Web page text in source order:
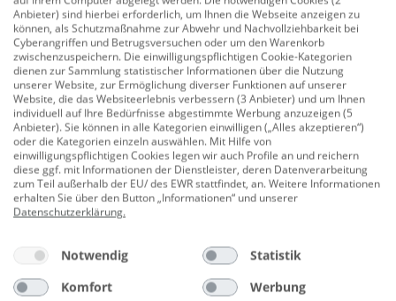
Rothenberger Rohrabschneider
MiniCut II 6-22 mm
12,89 €
Rothenberger Schraublocher 32 mm,
rund
21,79 €
Anbieter) sind hierbei erforderlich, um Ihnen die Webseite anzeigen zu
können, als Schutzmaßnahme zur Abwehr und Nachvollziehbarkeit bei
Cyberangriffen und Betrugsversuchen oder um den Warenkorb
zwischenzuspeichern. Die einwilligungspflichtigen Cookie-Kategorien
dienen zur Sammlung statistischer Informationen über die Nutzung
unserer Website, zur Ermöglichung diverser Funktionen auf unserer
Website, die das Websiteerlebnis verbessern (3 Anbieter) und um Ihnen
individuell auf Ihre Bedürfnisse abgestimmte Werbung anzuzeigen (5
Anbieter). Sie können in alle Kategorien einwilligen („Alles akzeptieren“)
oder die Kategorien einzeln auswählen. Mit Hilfe von
einwilligungspflichtigen Cookies legen wir auch Profile an und reichern
diese ggf. mit Informationen der Dienstleister, deren Datenverarbeitung
zum Teil außerhalb der EU/ des EWR stattfindet, an. Weitere Informationen
erhalten Sie über den Button „Informationen“ und unserer
Datenschutzerklärung.
Notwendig
Statistik
Komfort
Werbung